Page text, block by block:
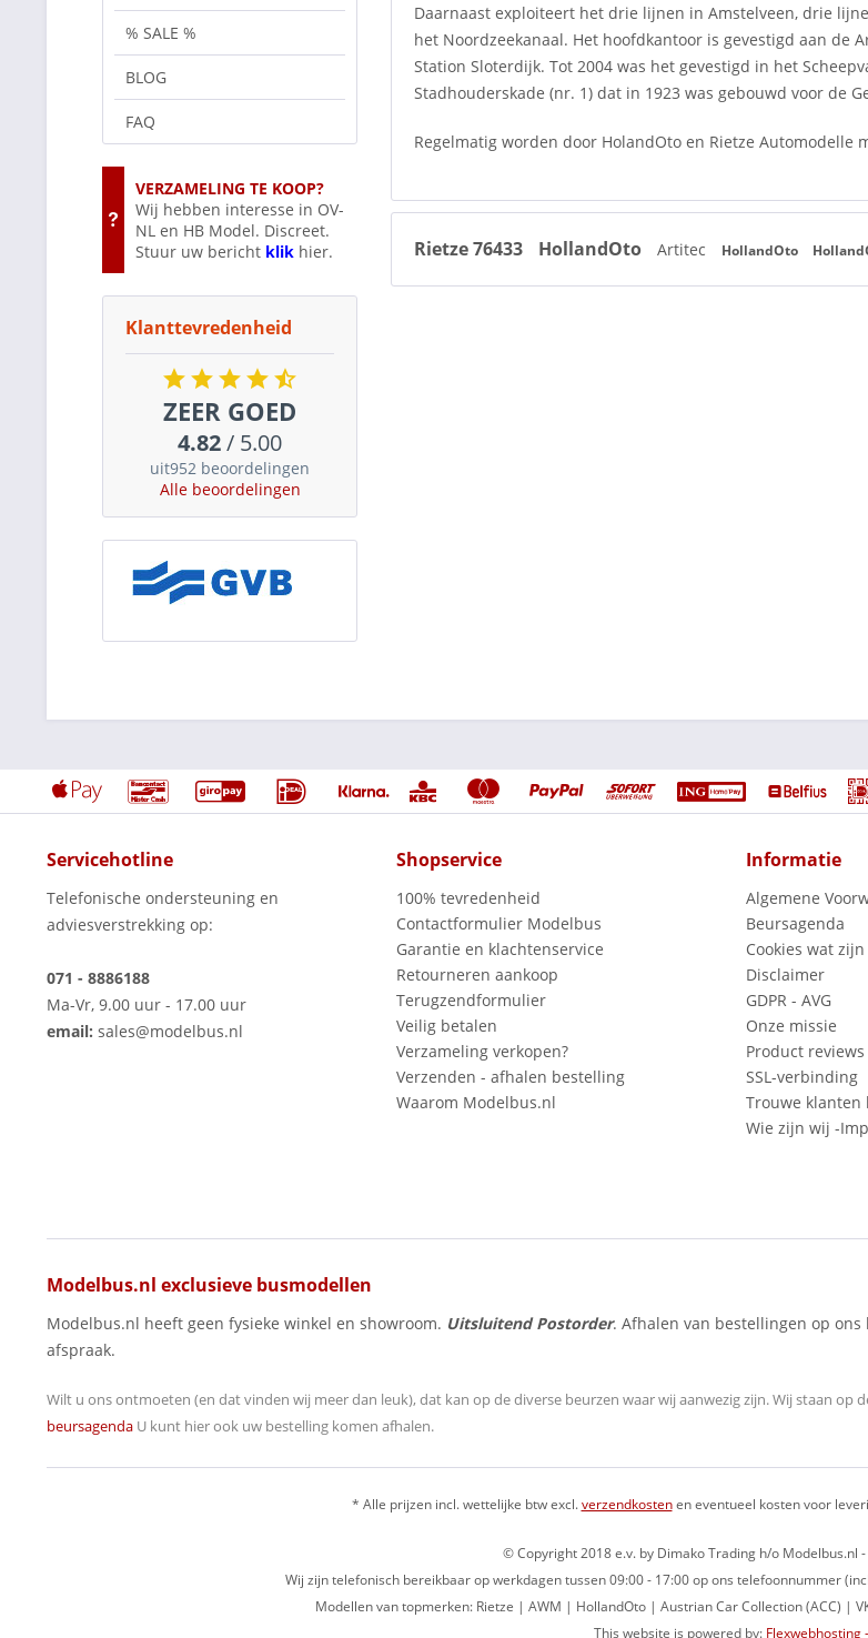
% SALE %
BLOG
FAQ
VERZAMELING TE KOOP?
Wij hebben interesse in OV-
NL en HB Model. Discreet.
Stuur uw bericht klik hier.
Klanttevredenheid
ZEER GOED
4.82/ 5.00
uit952 beoordelingen
Alle beoordelingen
Daarnaast exploiteert het drie lijnen in Amstelveen, drie
het Noordzeekanaal. Het hoofdkantoor is gevestigd aan
Station Sloterdijk. Tot 2004 was het gevestigd in het
Stadhouderskade (nr. 1) dat in 1923 was gebouwd voor de
Regelmatig worden door HolandOto en Rietze Automodelle
Rietze 76433 HollandOto Artitec HollandOto
Servicehotline
Telefonische ondersteuning en
adviesverstrekking op:
071 - 8886188
Ma-Vr, 9.00 uur - 17.00 uur
email: sales@modelbus.nl
Shopservice
100% tevredenheid
Contactformulier Modelbus
Garantie en klachtenservice
Retourneren aankoop
Terugzendformulier
Veilig betalen
Verzameling verkopen?
Verzenden - afhalen bestelling
Waarom Modelbus.nl
Informatie
Algemene
Beursagenda
Cookies wat
Disclaimer
GDPR - AVG
Onze missie
Product reviews
SSL-verbinding
Trouwe klanten
Wie zijn wij -
Modelbus.nl exclusieve busmodellen
Modelbus.nl heeft geen fysieke winkel en showroom. Uitsluitend Postorder. Afhalen van bestellingen op
afspraak.
Wilt u ons ontmoeten (en dat vinden wij meer dan leuk), dat kan op de diverse beurzen waar wij aanwezig zijn.Wij staan op
beursagenda U kunt hier ook uw bestelling komen afhalen.
* Alle prijzen incl. wettelijke btw excl.verzendkostenen eventueel kosten voor
© Copyright 2018 e.v. by Dimako Trading h/o Modelbus.nl
Wij zijn telefonisch bereikbaar op werkdagen tussen 09:00 - 17:00 op ons telefoonnummer
Modellen van topmerken: Rietze | AWM | HollandOto | Austrian Car Collection (ACC) |
This website is powered by: Flexwebhosting